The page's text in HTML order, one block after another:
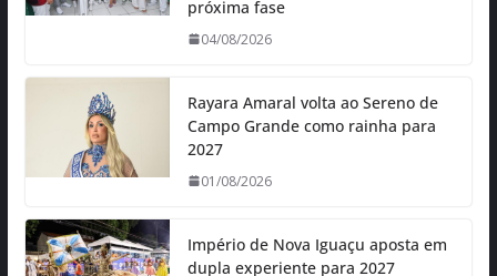
próxima fase
04/08/2026
Rayara Amaral volta ao Sereno de
Campo Grande como rainha para
2027
01/08/2026
Império de Nova Iguaçu aposta em
dupla experiente para 2027